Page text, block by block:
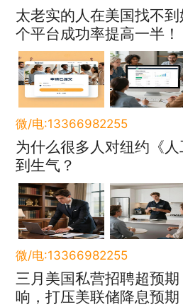
太老实的人在美国找不
个平台成功率提高一半！
微/电:13366982255
为什么很多人对纽约《
到生气？
微/电:13366982255
三月美国私营招聘超预
响，打压美联储降息预期